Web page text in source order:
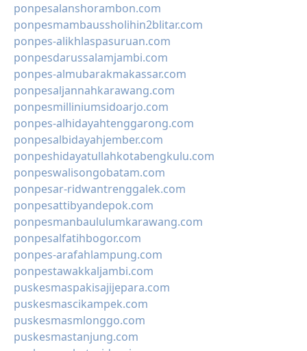
ponpesalanshorambon.com
ponpesmambaussholihin2blitar.com
ponpes-alikhlaspasuruan.com
ponpesdarussalamjambi.com
ponpes-almubarakmakassar.com
ponpesaljannahkarawang.com
ponpesmilliniumsidoarjo.com
ponpes-alhidayahtenggarong.com
ponpesalbidayahjember.com
ponpeshidayatullahkotabengkulu.com
ponpeswalisongobatam.com
ponpesar-ridwantrenggalek.com
ponpesattibyandepok.com
ponpesmanbaululumkarawang.com
ponpesalfatihbogor.com
ponpes-arafahlampung.com
ponpestawakkaljambi.com
puskesmaspakisajijepara.com
puskesmascikampek.com
puskesmasmlonggo.com
puskesmastanjung.com